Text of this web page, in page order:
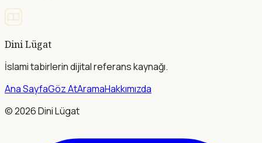
Dini Lügat
İslami tabirlerin dijital referans kaynağı.
Ana SayfaGöz AtAramaHakkımızda
©2026Dini Lügat